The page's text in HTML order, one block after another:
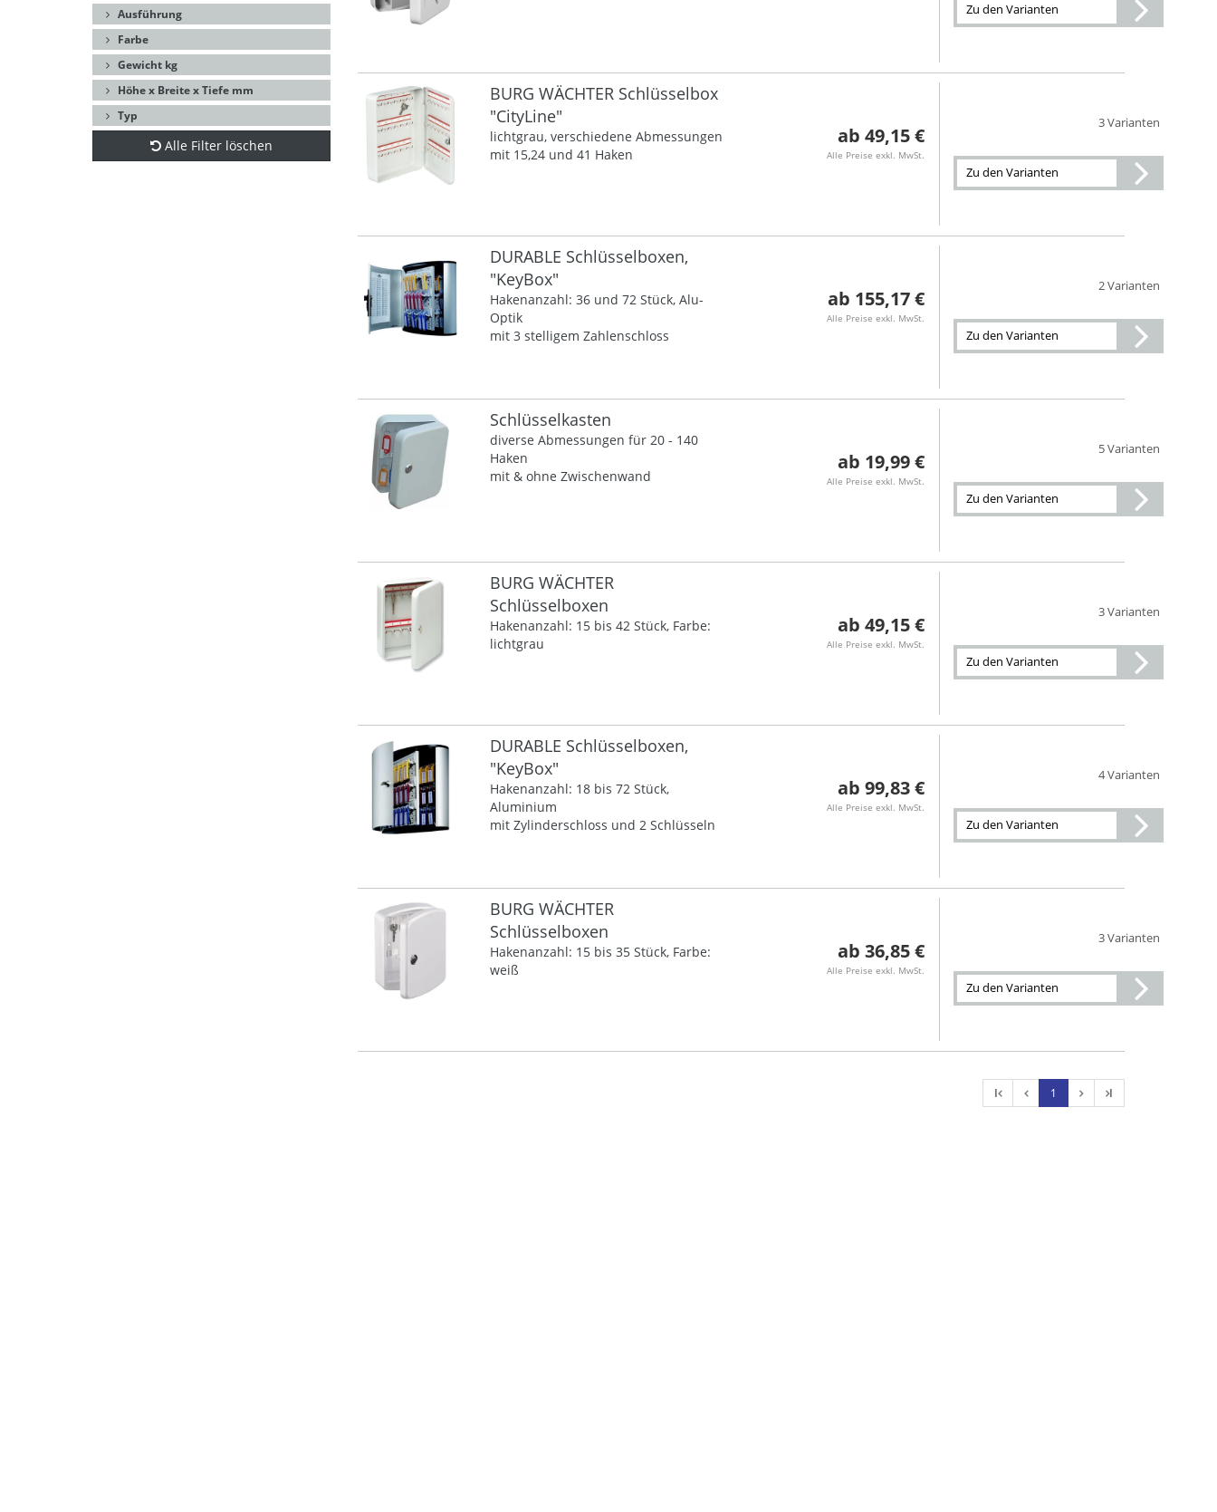
Ausführung
Farbe
Gewicht kg
Höhe x Breite x Tiefe mm
Typ
Alle Filter löschen
Zu den Varianten
BURG WÄCHTER Schlüsselbox
"CityLine"
lichtgrau, verschiedene Abmessungen
mit 15,24 und 41 Haken
49,15 €
Alle Preise exkl. MwSt.
3 Varianten
Zu den Varianten
DURABLE Schlüsselboxen,
"KeyBox"
Hakenanzahl: 36 und 72 Stück, Alu-
Optik
mit 3 stelligem Zahlenschloss
155,17 €
Alle Preise exkl. MwSt.
2 Varianten
Zu den Varianten
Schlüsselkasten
diverse Abmessungen für 20 - 140
Haken
mit & ohne Zwischenwand
19,99 €
Alle Preise exkl. MwSt.
5 Varianten
Zu den Varianten
BURG WÄCHTER
Schlüsselboxen
Hakenanzahl: 15 bis 42 Stück, Farbe:
lichtgrau
49,15 €
Alle Preise exkl. MwSt.
3 Varianten
Zu den Varianten
DURABLE Schlüsselboxen,
"KeyBox"
Hakenanzahl: 18 bis 72 Stück,
Aluminium
mit Zylinderschloss und 2 Schlüsseln
99,83 €
Alle Preise exkl. MwSt.
4 Varianten
Zu den Varianten
BURG WÄCHTER
Schlüsselboxen
Hakenanzahl: 15 bis 35 Stück, Farbe:
weiß
36,85 €
Alle Preise exkl. MwSt.
3 Varianten
Zu den Varianten
l 1 l